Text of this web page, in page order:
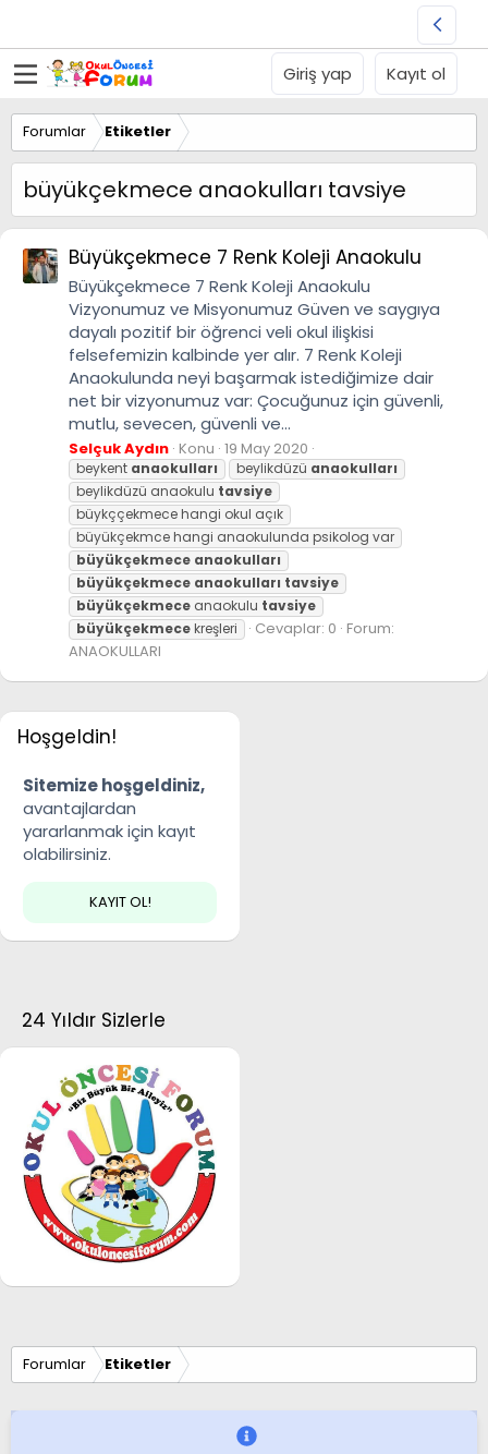
Giriş yap Kayıt ol
Forumlar Etiketler
büyükçekmece anaokulları tavsiye
Büyükçekmece 7 Renk Koleji Anaokulu
Büyükçekmece 7 Renk Koleji Anaokulu
Vizyonumuz ve Misyonumuz Güven ve saygıya
dayalı pozitif bir öğrenci veli okul ilişkisi
felsefemizin kalbinde yer alır. 7 Renk Koleji
Anaokulunda neyi başarmak istediğimize dair
net bir vizyonumuz var: Çocuğunuz için güvenli,
mutlu, sevecen, güvenli ve...
Selçuk Aydın Konu 19 May 2020
beykent anaokulları beylikdüzü anaokulları
beylikdüzü anaokulu tavsiye
büykççekmece hangi okul açık
büyükçekmce hangi anaokulunda psikolog var
büyükçekmece anaokulları
büyükçekmece anaokulları tavsiye
büyükçekmece anaokulu tavsiye
büyükçekmecekreşleri Cevaplar: 0 Forum:
ANAOKULLARI
Hoşgeldin!
Sitemize hoşgeldiniz,
avantajlardan
yararlanmak için kayıt
olabilirsiniz.
KAYIT OL!
24 Yıldır Sizlerle
Forumlar Etiketler